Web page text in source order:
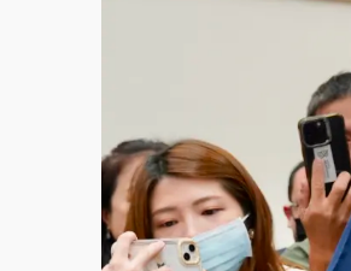
中信慈善基金會想增
故宮《龍藏經》特展
台東農業處長涉圖利渡
父親節泡湯了！中颱白